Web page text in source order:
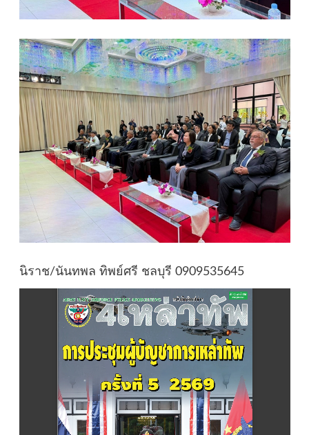
นิราช/นันทพล ทิพย์ศรี ชลบุรี 0909535645